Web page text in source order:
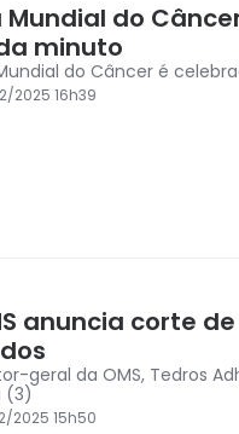
Mundial do
minuto
do Câncer é
2025 16h39
anuncia corte
geral da OMS, Tedros
(3)
2025 15h50